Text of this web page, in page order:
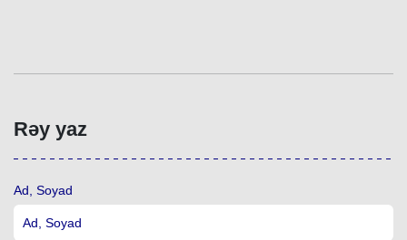
Rəy yaz
Ad, Soyad